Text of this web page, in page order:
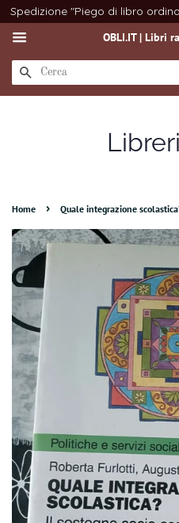
Spedizione "Piego di libro
OBLI.IT | Libri
CERCA
Home › Quale integrazione